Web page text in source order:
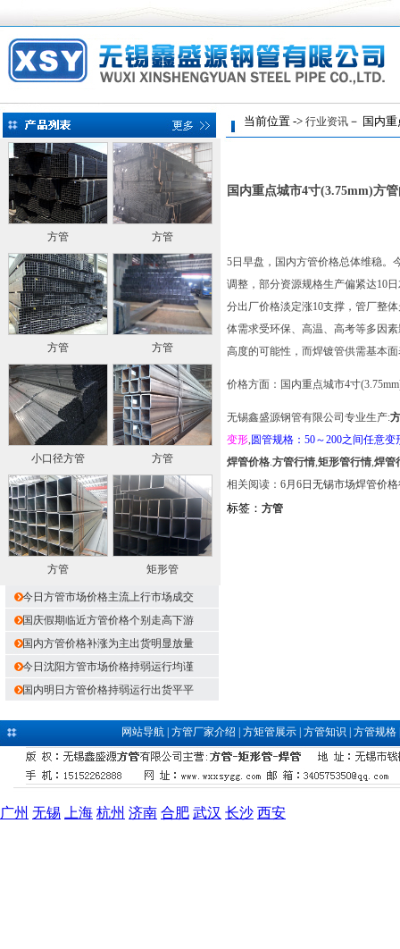
方管 方管
方管 方管
小口径方管 方管
方管 矩形管
今日方管市场价格主流上行市场成交
国庆假期临近方管价格个别走高下游
国内方管价格补涨为主出货明显放量
今日沈阳方管市场价格持弱运行均谨
国内明日方管价格持弱运行出货平平
当前位置 -> 行业资讯 － 国内
国内重点城市4寸(3.75mm)方
5日早盘，国内方管价格总体维稳。
调整，部分资源规格生产偏紧达10
分出厂价格淡定涨10支撑，管厂整
体需求受环保、高温、高考等多因
高度的可能性，而焊镀管供需基本
价格方面：国内重点城市4寸
无锡鑫盛源钢管有限公司专业生产:
变形, 圆管规格：50～200之间任意变
焊管价格.方管行情,矩形管行情,焊管
相关阅读： 6月6日无锡市场焊管价
标签： 方管
网站导航| 方管厂家介绍 方矩管展示| 方管知识 方管规格
广州 无锡 上海 杭州 济南 合肥 武汉 长沙 西安